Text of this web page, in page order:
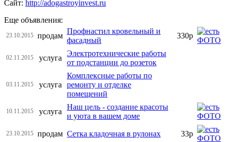
Сайт: http://adogastroyinvest.ru
Еще объявления:
23.10.2015 продам
Профнастил кровельный и
фасадный
330р
02.11.2015 услуга
Электротехнические работы
от подстанции до розеток
03.11.2015 услуга
Комплексные работы по
ремонту и отделке
помещений
10.11.2015 услуга
Наш цель - создание красоты
и уюта в вашем доме
23.10.2015 продам Сетка кладочная в рулонах 33р